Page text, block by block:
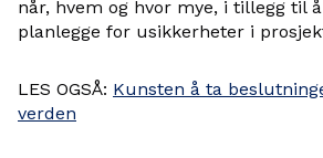
når, hvem og hvor mye, i tillegg til
planlegge for usikkerheter i
LES OGSÅ: Kunsten å ta
verden